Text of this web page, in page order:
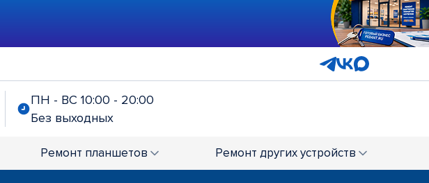
ПН - ВС 10:00 - 20:00
Без выходных
Ремонт планшетов Ремонт других устройств